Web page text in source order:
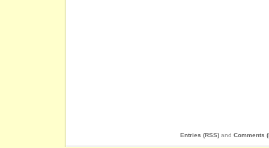
Entries (RSS) and Comments